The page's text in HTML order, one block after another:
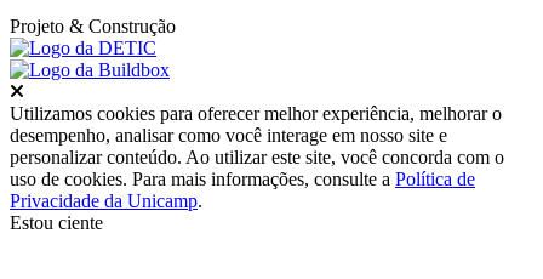
Projeto & Construção
Utilizamos cookies para oferecer melhor experiência, melhorar o
desempenho, analisar como você interage em nosso site e
personalizar conteúdo. Ao utilizar este site, você concorda com o
uso de cookies. Para mais informações, consulte a Política de
Privacidade da Unicamp.
Estou ciente